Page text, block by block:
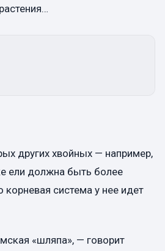
других хвойных — например,
ели должна быть более
система у нее идет
«шляпа», — говорит